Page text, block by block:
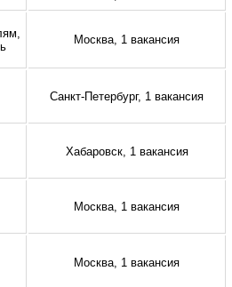
Москва, 1 вакансия
Санкт-Петербург, 1 вакансия
Хабаровск, 1 вакансия
Москва, 1 вакансия
Москва, 1 вакансия